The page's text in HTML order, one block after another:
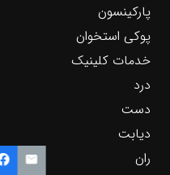
پارکینسون
پوکی استخوان
خدمات کلینیک
درد
دست
دیابت
ران